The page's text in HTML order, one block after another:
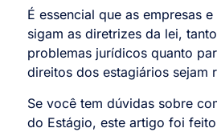
É essencial que as empresas
sigam as diretrizes da lei,
problemas jurídicos quanto
direitos dos estagiários sejam
Se você tem dúvidas sobre
do Estágio, este artigo foi